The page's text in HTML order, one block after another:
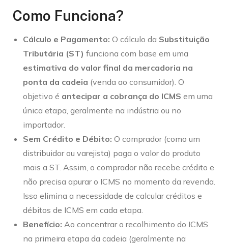
Como Funciona?
Cálculo e Pagamento: O cálculo da Substituição
Tributária (ST) funciona com base em uma
estimativa do valor final da mercadoria na
ponta da cadeia (venda ao consumidor). O
objetivo é antecipar a cobrança do ICMS em uma
única etapa, geralmente na indústria ou no
importador.
Sem Crédito e Débito: O comprador (como um
distribuidor ou varejista) paga o valor do produto
mais a ST. Assim, o comprador não recebe crédito e
não precisa apurar o ICMS no momento da revenda.
Isso elimina a necessidade de calcular créditos e
débitos de ICMS em cada etapa.
Benefício: Ao concentrar o recolhimento do ICMS
na primeira etapa da cadeia (geralmente na